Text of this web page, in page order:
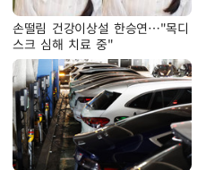
손떨림 건강이상설 한승연…"목디
스크 심해 치료 중"